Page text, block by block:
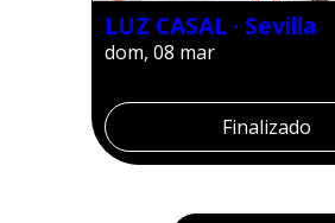
LUZ CASAL · Sevilla
dom, 08 mar
Finalizado